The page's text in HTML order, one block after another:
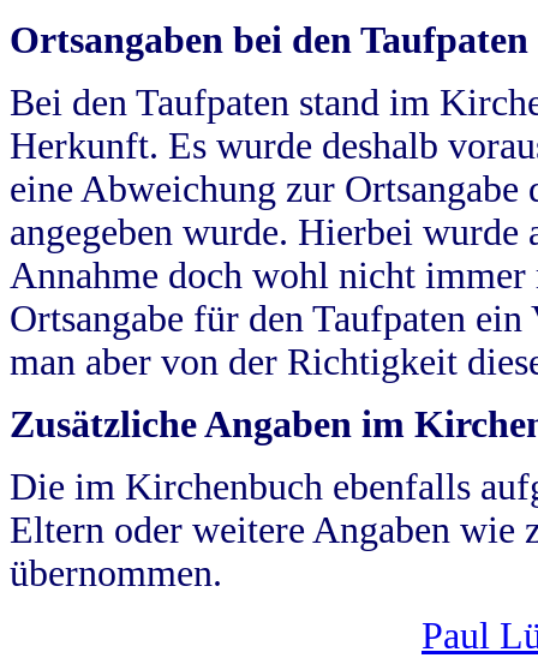
Ortsangaben bei den Taufpaten
Bei den Taufpaten stand im
Herkunft. Es wurde deshalb
eine Abweichung zur
angegeben wurde. Hierbei wurde
Annahme doch wohl nicht
Ortsangabe für den Taufpaten
man aber von der Richtigkeit
Zusätzliche Angaben im
Die im Kirchenbuch ebenfalls
Eltern oder weitere Angaben wie
übernommen.
Paul